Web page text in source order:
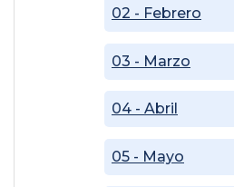
02 - Febrero
03 - Marzo
04 - Abril
05 - Mayo